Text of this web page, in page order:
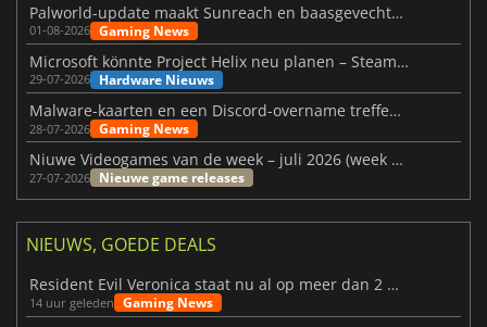
Palworld-update maakt Sunreach en baasgevechten stabieler
01-08-2026 Gaming News
Microsoft könnte Project Helix neu planen – Steam-Support wackelt
29-07-2026 Hardware Nieuws
Malware-kaarten en een Discord-overname treffen Meccha Chameleon
28-07-2026 Gaming News
Niuwe Videogames van de week – juli 2026 (week 31)
27-07-2026 Nieuwe game releases
NIEUWS, GOEDE DEALS
Resident Evil Veronica staat nu al op meer dan 2 miljoen verlanglijstjes
14 uur geleden Gaming News